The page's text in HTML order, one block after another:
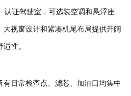
认证驾驶室，可选装空调和悬浮座
视窗设计和紧凑机尾布局提供开阔
性。
日常检查点、滤芯、加油口均集中